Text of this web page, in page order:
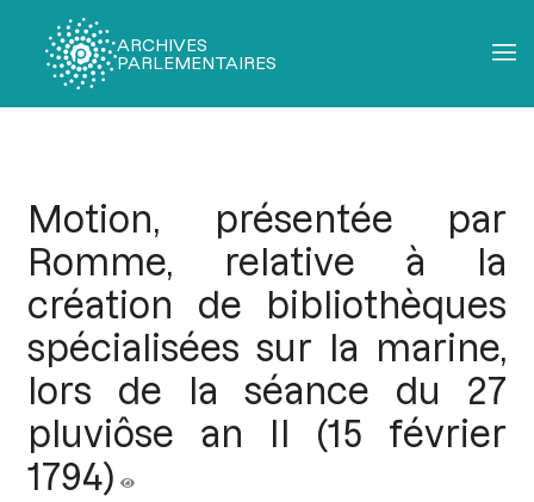
ARCHIVES
PARLEMENTAIRES
Motion, présentée par
Romme, relative à la
création de bibliothèques
spécialisées sur la marine,
lors de la séance du 27
pluviôse an II (15 février
1794)